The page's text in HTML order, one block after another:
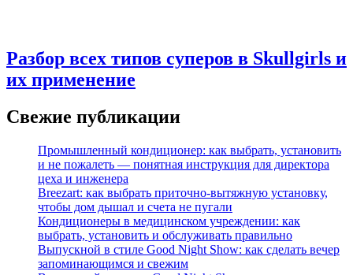
Разбор всех типов суперов в Skullgirls и
их применение
Свежие публикации
Промышленный кондиционер: как выбрать, установить
и не пожалеть — понятная инструкция для директора
цеха и инженера
Breezart: как выбрать приточно-вытяжную установку,
чтобы дом дышал и счета не пугали
Кондиционеры в медицинском учреждении: как
выбрать, установить и обслуживать правильно
Выпускной в стиле Good Night Show: как сделать вечер
запоминающимся и свежим